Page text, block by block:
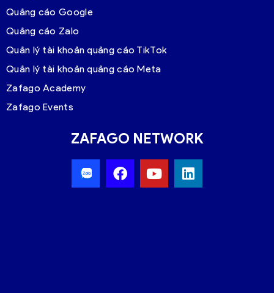
Quảng cáo Google
Quảng cáo Zalo
Quản lý tài khoản quảng cáo TikTok
Quản lý tài khoản quảng cáo Meta
Zafago Academy
Zafago Events
ZAFAGO NETWORK